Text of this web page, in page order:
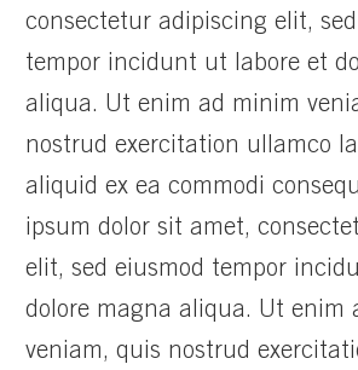
consectetur adipiscing elit,
tempor incidunt ut labore et
aliqua. Ut enim ad minim
nostrud exercitation ullamco
aliquid ex ea commodi
ipsum dolor sit amet,
elit, sed eiusmod tempor
dolore magna aliqua. Ut enim
veniam, quis nostrud